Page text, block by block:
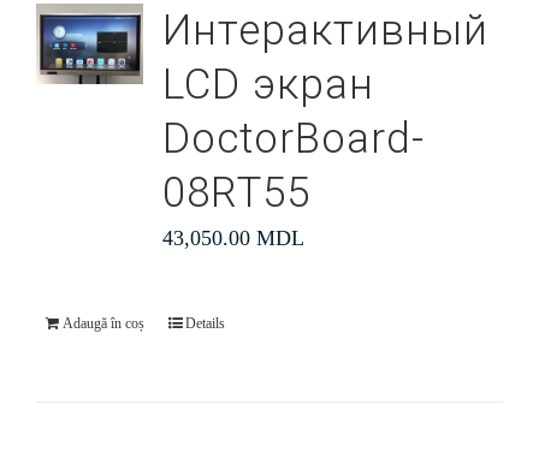
Интерактивный
LCD экран
DoctorBoard-
08RT55
43,050.00 MDL
Adaugă în coș Details